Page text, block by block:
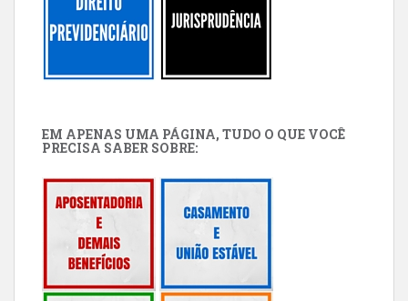
EM APENAS UMA PÁGINA, TUDO O QUE VOCÊ
PRECISA SABER SOBRE: